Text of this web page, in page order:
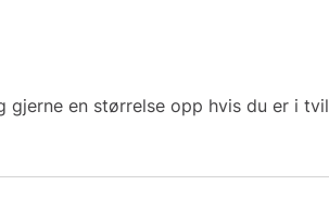
gjerne en størrelse opp hvis du er i tvil